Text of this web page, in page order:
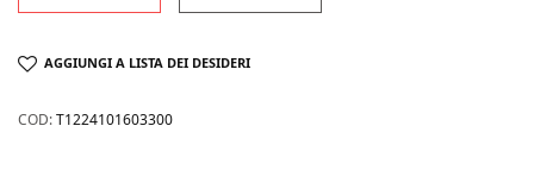
AGGIUNGI A LISTA DEI DESIDERI
COD:T1224101603300